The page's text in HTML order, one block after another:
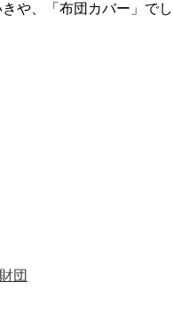
や、「布団カバー」でし
団